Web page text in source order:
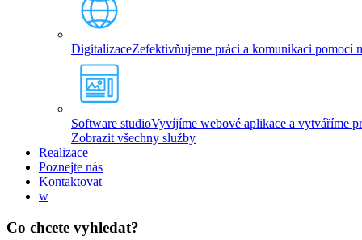
DigitalizaceZefektivňujeme práci a komunikaci pomocí
Software studioVyvíjíme webové aplikace a vytváříme
Zobrazit všechny služby
Realizace
Poznejte nás
Kontaktovat
w
Co chcete vyhledat?